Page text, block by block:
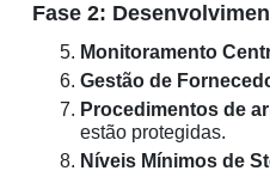
Fase 2:
Monitoramento
Gestão de
Procedimentos de
estão protegidas.
Níveis Mínimos de